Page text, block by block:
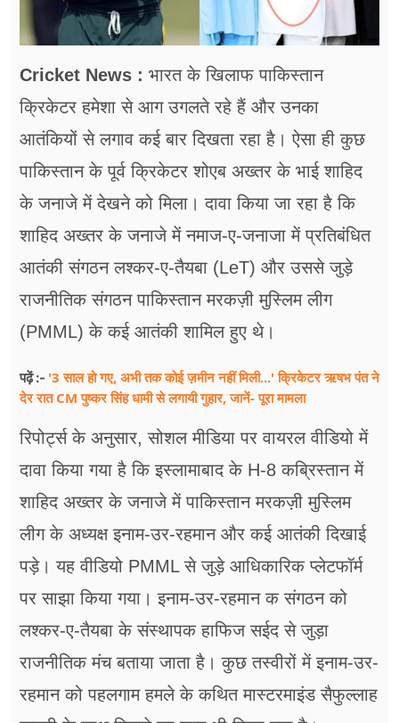
Cricket News : भारत के खिलाफ पाकिस्तान
क्रिकेटर हमेशा से आग उगलते रहे हैं और उनका
आतंकियों से लगाव कई बार दिखता रहा है। ऐसा ही कुछ
पाकिस्तान के पूर्व क्रिकेटर शोएब अख्तर के भाई शाहिद
के जनाजे में देखने को मिला। दावा किया जा रहा है कि
शाहिद अख्तर के जनाजे में नमाज-ए-जनाजा में प्रतिबंधित
आतंकी संगठन लश्कर-ए-तैयबा (LeT) और उससे जुड़े
राजनीतिक संगठन पाकिस्तान मरकज़ी मुस्लिम लीग
(PMML) के कई आतंकी शामिल हुए थे।
पढ़ें :- '3 साल हो गए, अभी तक कोई ज़मीन नहीं मिली...' क्रिकेटर ऋषभ पंत ने
देर रात CM पुष्कर सिंह धामी से लगायी गुहार, जानें- पूरा मामला
रिपोर्ट्स के अनुसार, सोशल मीडिया पर वायरल वीडियो में
दावा किया गया है कि इस्लामाबाद के H-8 कब्रिस्तान में
शाहिद अख्तर के जनाजे में पाकिस्तान मरकज़ी मुस्लिम
लीग के अध्यक्ष इनाम-उर-रहमान और कई आतंकी दिखाई
पड़े। यह वीडियो PMML से जुड़े आधिकारिक प्लेटफॉर्म
पर साझा किया गया। इनाम-उर-रहमान क संगठन को
लश्कर-ए-तैयबा के संस्थापक हाफिज सईद से जुड़ा
राजनीतिक मंच बताया जाता है। कुछ तस्वीरों में इनाम-उर-
रहमान को पहलगाम हमले के कथित मास्टरमाइंड सैफुल्लाह